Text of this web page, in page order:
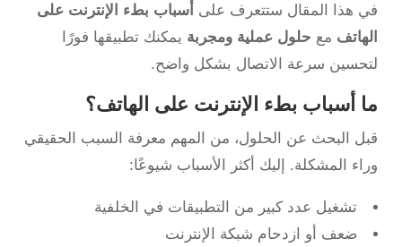
في هذا المقال ستتعرف على أسباب بطء الإنترنت على
الهاتف مع حلول عملية ومجربة يمكنك تطبيقها فورًا
لتحسين سرعة الاتصال بشكل واضح.
ما أسباب بطء الإنترنت على الهاتف؟
قبل البحث عن الحلول، من المهم معرفة السبب الحقيقي
وراء المشكلة. إليك أكثر الأسباب شيوعًا:
تشغيل عدد كبير من التطبيقات في الخلفية
ضعف أو ازدحام شبكة الإنترنت